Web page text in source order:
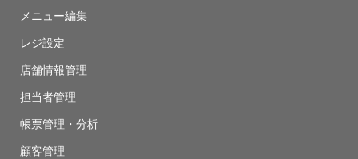
メニュー編集
レジ設定
店舗情報管理
担当者管理
帳票管理・分析
顧客管理